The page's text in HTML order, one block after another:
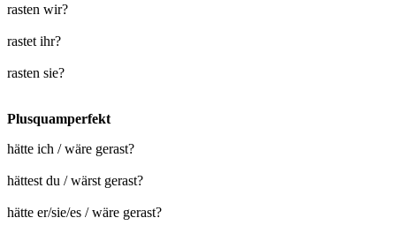
rasten wir?
rastet ihr?
rasten sie?
Plusquamperfekt
hätte ich / wäre gerast?
hättest du / wärst gerast?
hätte er/sie/es / wäre gerast?